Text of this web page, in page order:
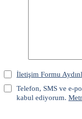
İletişim Formu
Telefon, SMS ve e-
kabul ediyorum.